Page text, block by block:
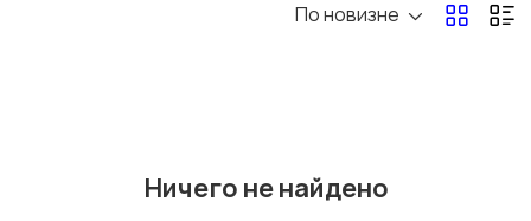
Домашняя одежда
По новизне
Ничего не найдено